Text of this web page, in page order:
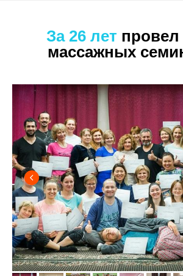
За 26 лет провел
массажных